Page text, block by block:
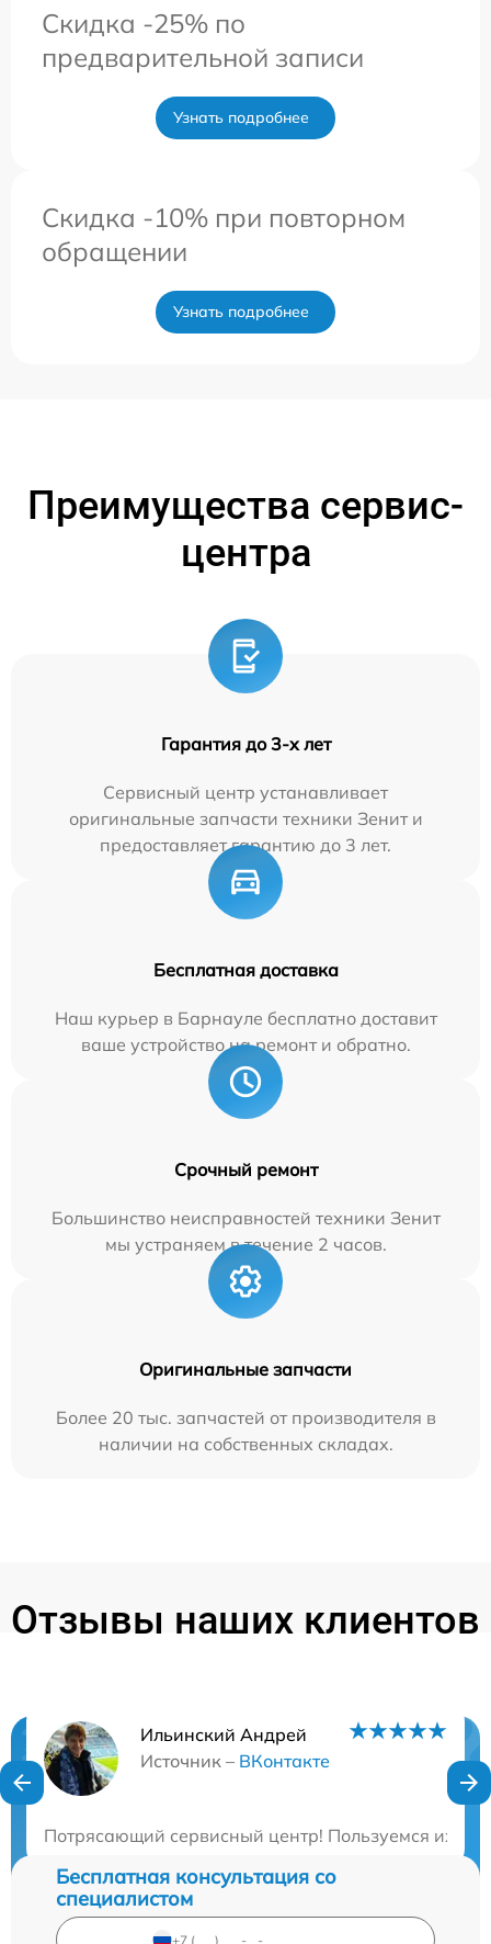
Скидка -25% по
предварительной записи
Узнать подробнее
Скидка -10% при повторном
обращении
Узнать подробнее
Преимущества сервис-
центра
Гарантия до 3-х лет
Сервисный центр устанавливает
оригинальные запчасти техники Зенит и
предоставляет гарантию до 3 лет.
Бесплатная доставка
Наш курьер в Барнауле бесплатно доставит
ваше устройство на ремонт и обратно.
Срочный ремонт
Большинство неисправностей техники Зенит
мы устраняем в течение 2 часов.
Оригинальные запчасти
Более 20 тыс. запчастей от производителя в
наличии на собственных складах.
Отзывы наших клиентов
Ильинский Андрей
Источник – ВКонтакте
Потрясающий сервисный центр! Пользуемся их
Нужна консультация?
Бесплатная консультация со
специалистом